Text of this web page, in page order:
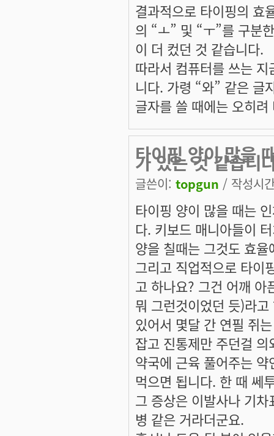
결과적으로 타이핑의 효
의 “ㅗ” 및 “ㅜ”를 구분
이 더 컸던 것 같습니다.
따라서 컴퓨터를 쓰는
니다. 가령 “와” 같은
글자를 쓸 때에는 오히
타이핑 양이 많을
가 있는 것 같습니
글쓴이: topgun / 작성시
타이핑 양이 많을 때는
다. 키보드 매니아들이
양을 칠때는 그것도 효
그리고 직업적으로 타이
고 하나요? 그건 어깨
뭐 그런것이었던 듯)라
있어서 몇달 간 연필 쥐
잡고 진통제만 주던걸
약국에 근육 풀어주는
먹으면 됩니다. 한 때 쎄
그 증상은 이발사나 기
병 같은 거라더군요.